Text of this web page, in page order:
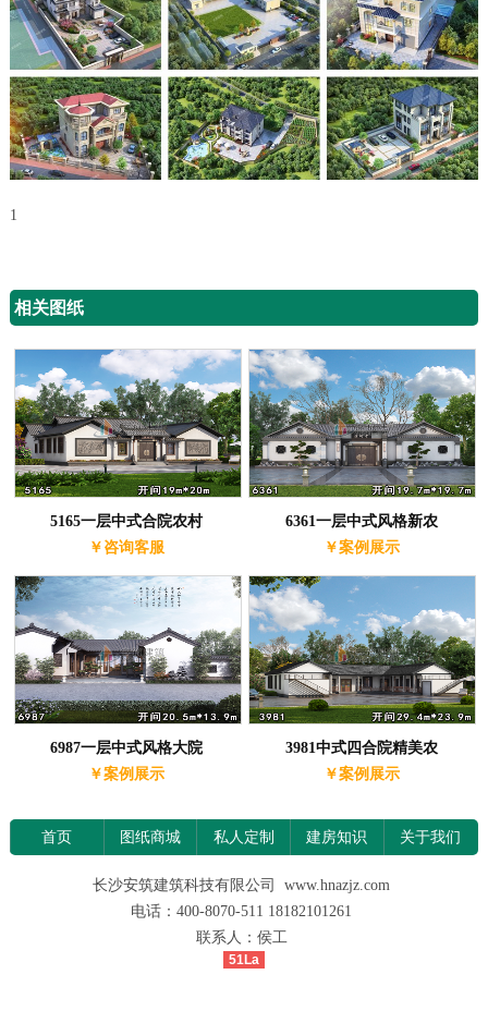
1
相关图纸
5165一层中式合院农村
￥咨询客服
6361一层中式风格新农
￥案例展示
6987一层中式风格大院
￥案例展示
3981中式四合院精美农
￥案例展示
首页 图纸商城 私人定制 建房知识 关于我们
长沙安筑建筑科技有限公司 www.hnazjz.com
电话：400-8070-511 18182101261
联系人：侯工
51La